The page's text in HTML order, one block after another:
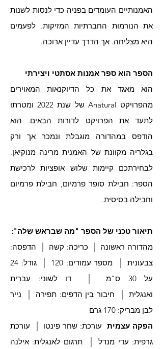
האמנותיים העומדים בפניה כדי לנסות לשנות
את הנורמות החברתיות המזיקות. לפעמים
היא מצליחה. אך הדרך עדיין ארוכה.
הספר הוא ספר אמנות אסתטי ויצירתי
הוא מאגד את כל הדיוקנאות המאוירים
מהפרויקט Anatural של שנת 2022 ומטרתו
לתעד את הפרויקט לדורות הבאים. הוא
הודפס במהדורה מוגבלת ונמכר אך ורק
בגלריה מקוונת של האמנית מרינה מנוקיאן.
לבחירתכם קיימות שלוש אופציות לרכישת
הספר: חבילת סופר פרמיום, חבילת פרמיום
וחבילה בסיסית.
תיאור טכני של הספר "מה שבראש שלה":
מהדורה ראשונה
כריכה: קשה
הדפסה:
צבעונית
מספר עמודים: 120
גודל: 24
על 30 ס"מ
דו לשוני: עברית
ואנגלית
חיבור בין הדפים: תפירה
נייר
לבן מבריק: 170 גרם
הפקה עצמית עורכת: שחר פינטו
עורכת
גרפית: עדי מנדל
תרגום לאנגלית: אילנה